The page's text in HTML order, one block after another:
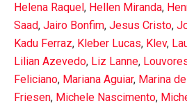
Helena Raquel , Hellen Miranda,
Saad, Jairo Bonfim, Jesus Cristo,
Kadu Ferraz, Kleber Lucas, Klev,
Lilian Azevedo, Liz Lanne,
Feliciano, Mariana Aguiar, Marina
Friesen, Michele Nascimento,